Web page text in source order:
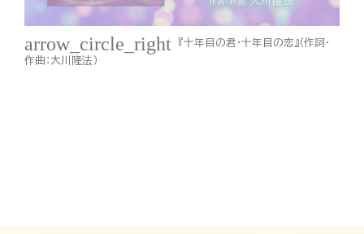
arrow_circle_right
『十年目の君・十年目の恋』（作詞・
作曲：大川隆法）